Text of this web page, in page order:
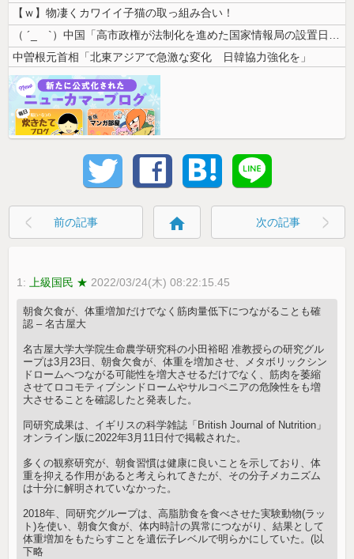
【ｗ】物凄くカワイイ子猫の取っ組み合い！
（ ´_ゝ`）中国「高市政権が法制化を進めた国家情報局の設置日が7月3...
中曽根元首相「北東アジアで急激な変化 日韓協力強化を」
前の記事 home 次の記事
1:上級国民 ★ 2022/03/24(木) 08:22:15.45
朝食欠食が、体重増加だけでなく筋肉量低下につながることも確
認 – 名古屋大
名古屋大学大学院生命農学研究科の小田裕昭 准教授らの研究グル
ープは3月23日、朝食欠食が、体重を増加させ、メタボリックシン
ドロームへつながる可能性を増大させるだけでなく、筋肉を萎縮
させてロコモティブシンドロームやサルコペニアの危険性をも増
大させることを確認したと発表した。
同研究成果は、イギリスの科学雑誌「British Journal of Nutrition」
オンライン版に2022年3月11日付で掲載された。
多くの観察研究が、朝食習慣は健康に良いことを示しており、体
重を抑える作用があると考えられてきたが、その分子メカニズム
は十分に解明されていなかった。
2018年、同研究グループは、高脂肪食を食べさせた実験動物(ラッ
ト)を使い、朝食欠食が、体内時計の異常につながり、結果として
体重増加をもたらすことを遺伝子レベルで明らかにしていた。(以
下略